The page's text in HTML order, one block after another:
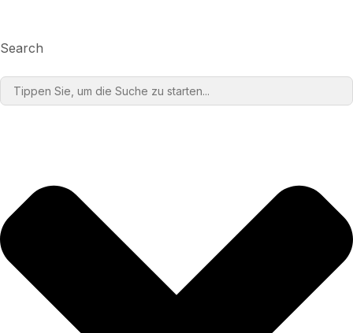
Search